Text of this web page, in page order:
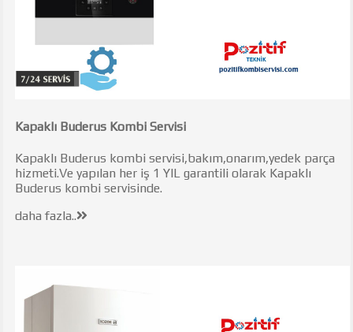
Kapaklı Buderus Kombi Servisi
Kapaklı Buderus kombi servisi,bakım,onarım,yedek parça
hizmeti.Ve yapılan her iş 1 YIL garantili olarak Kapaklı
Buderus kombi servisinde.
daha fazla..